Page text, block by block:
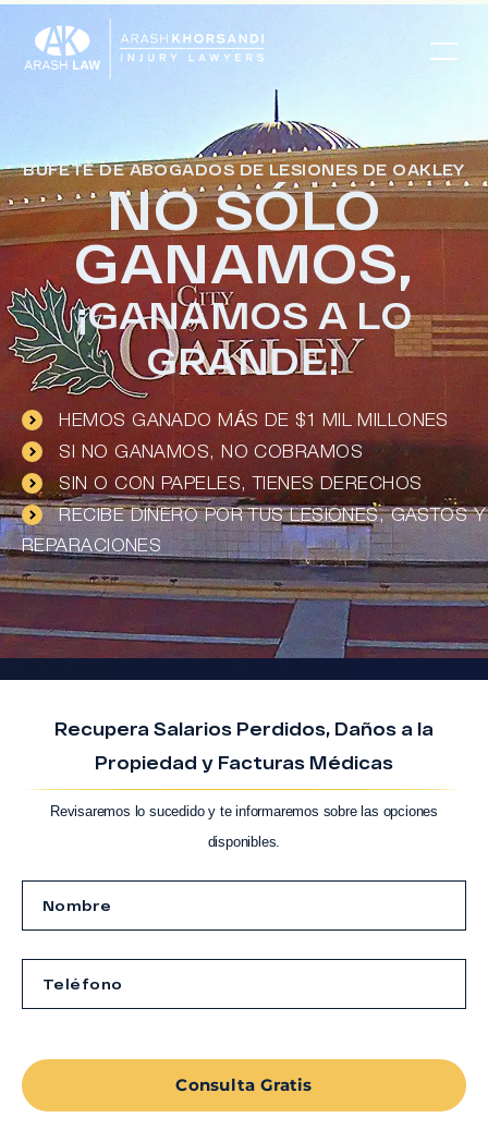
BUFETE DE ABOGADOS DE LESIONES DE OAKLEY
NO SÓLO
GANAMOS,
¡GANAMOS A LO
GRANDE!
HEMOS GANADO MÁS DE $1 MIL MILLONES
SI NO GANAMOS, NO COBRAMOS
SIN O CON PAPELES, TIENES DERECHOS
RECIBE DINERO POR TUS LESIONES, GASTOS Y
REPARACIONES
Recupera Salarios Perdidos, Daños a la
Propiedad y Facturas Médicas
Revisaremos lo sucedido y te informaremos sobre las opciones
disponibles.
Consulta Gratis